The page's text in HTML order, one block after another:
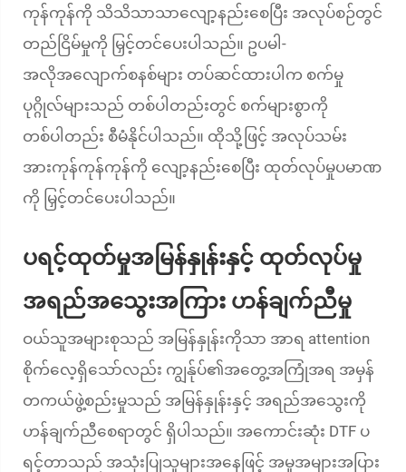
ကုန်ကုန်ကို သိသိသာသာလျော့နည်းစေပြီး အလုပ်စဉ်တွင်
တည်ငြိမ်မှုကို မြှင့်တင်ပေးပါသည်။ ဥပမါ-
အလိုအလျောက်စနစ်များ တပ်ဆင်ထားပါက စက်မှု
ပုဂ္ဂိုလ်များသည် တစ်ပါတည်းတွင် စက်များစွာကို
တစ်ပါတည်း စီမံနိုင်ပါသည်။ ထိုသို့ဖြင့် အလုပ်သမ်း
အားကုန်ကုန်ကုန်ကို လျော့နည်းစေပြီး ထုတ်လုပ်မှုပမာဏ
ကို မြှင့်တင်ပေးပါသည်။
ပရင့်ထုတ်မှုအမြန်နှုန်းနှင့် ထုတ်လုပ်မှု
အရည်အသွေးအကြား ဟန်ချက်ညီမှု
ဝယ်သူအများစုသည် အမြန်နှုန်းကိုသာ အာရ attention
စိုက်လေ့ရှိသော်လည်း ကျွန်ုပ်၏အတွေ့အကြုံအရ အမှန်
တကယ်ဖွဲ့စည်းမှုသည် အမြန်နှုန်းနှင့် အရည်အသွေးကို
ဟန်ချက်ညီစေရာတွင် ရှိပါသည်။ အကောင်းဆုံး DTF ပ
ရင့်တာသည် အသုံးပြုသူများအနေဖြင့် အမှုအများအပြား